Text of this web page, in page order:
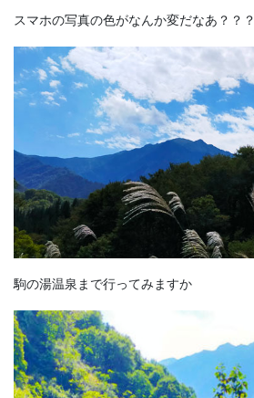
スマホの写真の色がなんか変だなあ？？？
駒の湯温泉まで行ってみますか